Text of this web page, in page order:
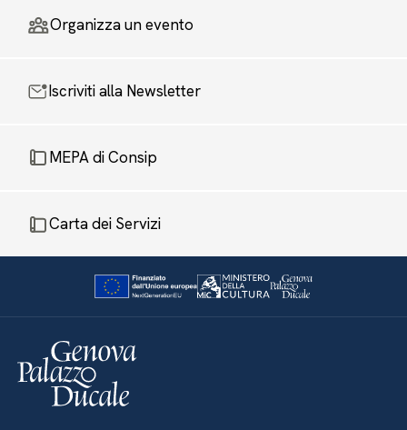
Organizza un evento
Iscriviti alla Newsletter
MEPA di Consip
Carta dei Servizi